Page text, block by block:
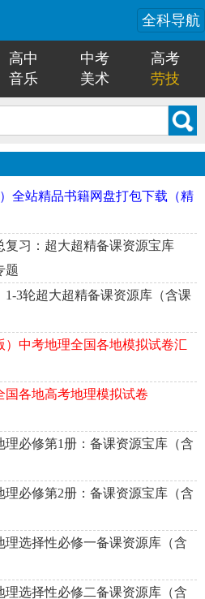
全科导航
高中 中考
高考
音乐 美术 劳技
全站精品书籍网盘打包下载（精
复习：超大超精备课资源宝库
题
1-3轮超大超精备课资源库（含课
）中考地理全国各地模拟试卷汇
国各地高考地理模拟试卷
理必修第1册：备课资源宝库（含
理必修第2册：备课资源宝库（含
理选择性必修一备课资源库（含
理选择性必修二备课资源库（含